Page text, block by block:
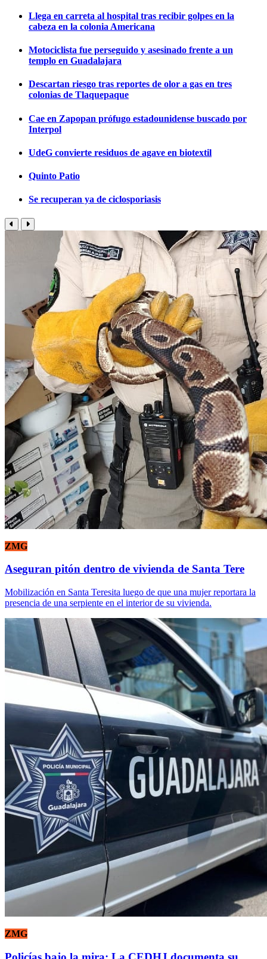
Llega en carreta al hospital tras recibir golpes en la
cabeza en la colonia Americana
Motociclista fue perseguido y asesinado frente a un
templo en Guadalajara
Descartan riesgo tras reportes de olor a gas en tres
colonias de Tlaquepaque
Cae en Zapopan prófugo estadounidense buscado por
Interpol
UdeG convierte residuos de agave en biotextil
Quinto Patio
Se recuperan ya de ciclosporiasis
ZMG
Aseguran pitón dentro de vivienda de Santa Tere
Mobilización en Santa Teresita luego de que una mujer reportara la
presencia de una serpiente en el interior de su vivienda.
ZMG